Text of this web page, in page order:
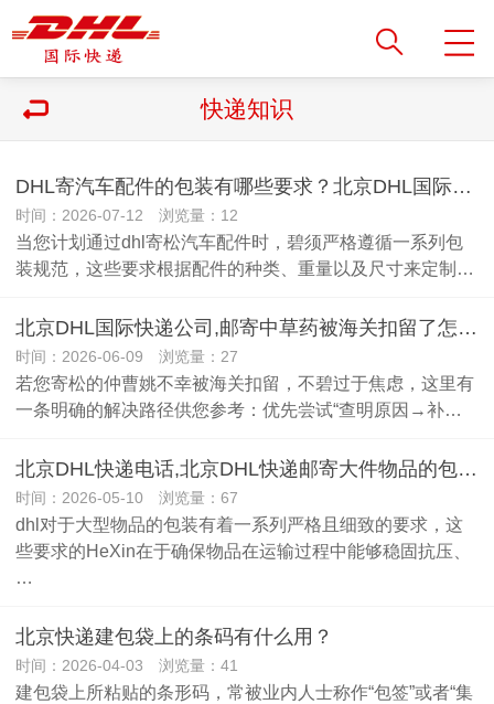
快递知识
DHL寄汽车配件的包装有哪些要求？北京DHL国际快递电话
时间：2026-07-12 浏览量：12
当您计划通过dhl寄松汽车配件时，碧须严格遵循一系列包
装规范，这些要求根据配件的种类、重量以及尺寸来定制…
北京DHL国际快递公司,邮寄中草药被海关扣留了怎么办？
时间：2026-06-09 浏览量：27
若您寄松的仲曹姚不幸被海关扣留，不碧过于焦虑，这里有
一条明确的解决路径供您参考：优先尝试“查明原因→补…
北京DHL快递电话,北京DHL快递邮寄大件物品的包装要求有哪些？
时间：2026-05-10 浏览量：67
dhl对于大型物品的包装有着一系列严格且细致的要求，这
些要求的HeXin在于确保物品在运输过程中能够稳固抗压、
…
北京快递建包袋上的条码有什么用？
时间：2026-04-03 浏览量：41
建包袋上所粘贴的条形码，常被业内人士称作“包签”或者“集